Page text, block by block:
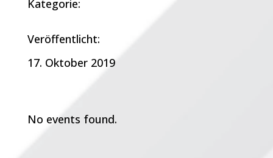
Kategorie:
Veröffentlicht:
17. Oktober 2019
No events found.